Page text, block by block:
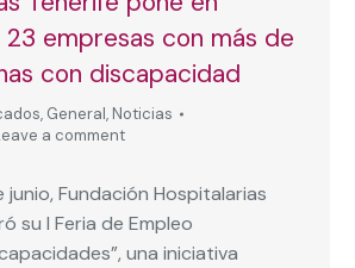
empresas con más de
con discapacidad
, General, Noticias
a comment
junio, Fundación Hospitalarias
su I Feria de Empleo
una iniciativa